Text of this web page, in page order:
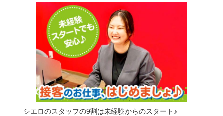
シエロのスタッフの9割は未経験からのスタート♪